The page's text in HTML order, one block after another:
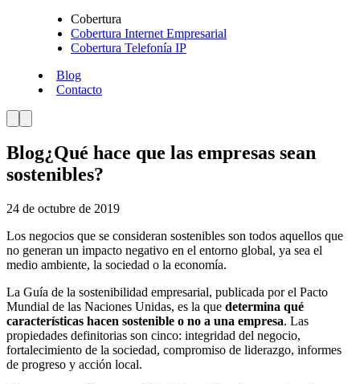
Cobertura
Cobertura Internet Empresarial
Cobertura Telefonía IP
Blog
Contacto
Blog¿Qué hace que las empresas sean
sostenibles?
24 de octubre de 2019
Los negocios que se consideran sostenibles son todos aquellos que
no generan un impacto negativo en el entorno global, ya sea el
medio ambiente, la sociedad o la economía.
La Guía de la sostenibilidad empresarial, publicada por el Pacto
Mundial de las Naciones Unidas, es la que determina qué
características hacen sostenible o no a una empresa. Las
propiedades definitorias son cinco: integridad del negocio,
fortalecimiento de la sociedad, compromiso de liderazgo, informes
de progreso y acción local.